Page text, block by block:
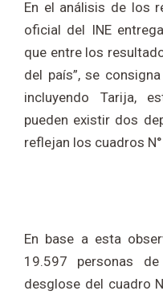
En el análisis de los
oficial del INE
que entre los
del país”, se
incluyendo Tarija,
pueden existir dos
reflejan los cuadros
En base a esta
19.597 personas
desglose del cuadro